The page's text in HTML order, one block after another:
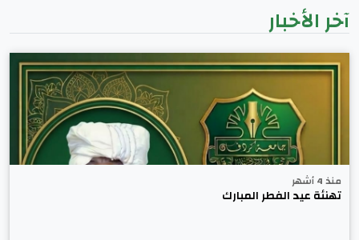
آخر الأخبار
منذ 4 أشهر
تهنئة عيد الفطر المبارك